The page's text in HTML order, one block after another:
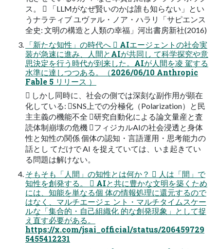
ス。  「LLMがなぜ賢いのかは誰も知らない」とい
うナラティブ ユヴァル・ノア・ハラリ「サピエンス
全史: 文明の構造と人類の幸福」河出書房新社(2016)
「新たな知性」の時代へ  AIエージェントの社会実
装が急速に進み、人間とAIが共同し て科学探究や意
思決定を行う時代が到来した。AIが人間を凌 駕する
水準に達しつつある。（2026/06/10 Anthropic
Fable 5 リリース ）
 しかし同時に、社会の側では深刻な副作用が顕在
化している: SNS上での分極化（Polarization）と民
主主義の機能不全 研究自動化による論文量産と査
読体制崩壊の危機 フィジカルAIの社会浸透と身体
性と知性の関係 個体の認知・言語運用・思考能力の
話とし てだけで AI を捉えていては、いま起きてい
る問題は解けない。
そもそも「人間」の知性とは何か？  人は「間」で
知性を創発する。  AIと共に豊かな文明を築くため
には、知能を単なる個 体の情報処理に還元するので
はなく、マルチエージェ ント・マルチタイムスケー
ルな「集合的・自己組織化 的な創発現象」として捉
え直す必要がある。
https://x.com/jsai_official/status/206459729
5455412231